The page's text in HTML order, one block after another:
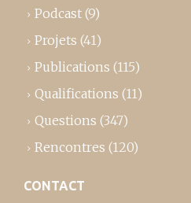
Podcast (9)
Projets (41)
Publications (115)
Qualifications (11)
Questions (347)
Rencontres (120)
CONTACT